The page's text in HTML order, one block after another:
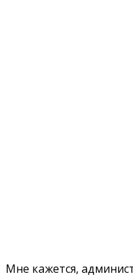
Мне кажется,